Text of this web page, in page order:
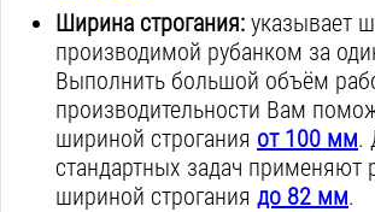
Ширина строгания: указывает
производимой рубанком за
Выполнить большой объём
производительности Вам
шириной строгания от 100 мм.
стандартных задач применяют
шириной строгания до 82 мм.